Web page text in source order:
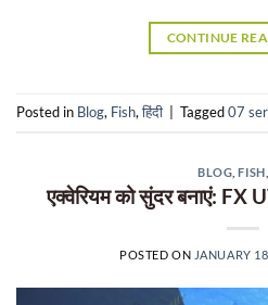
CONTINUE
Posted in Blog, Fish,हिंदी Tagged07
BLOG ,FISH
एक्वेरियम को सुंदर बनाएं: FX
POSTED ON JANUARY